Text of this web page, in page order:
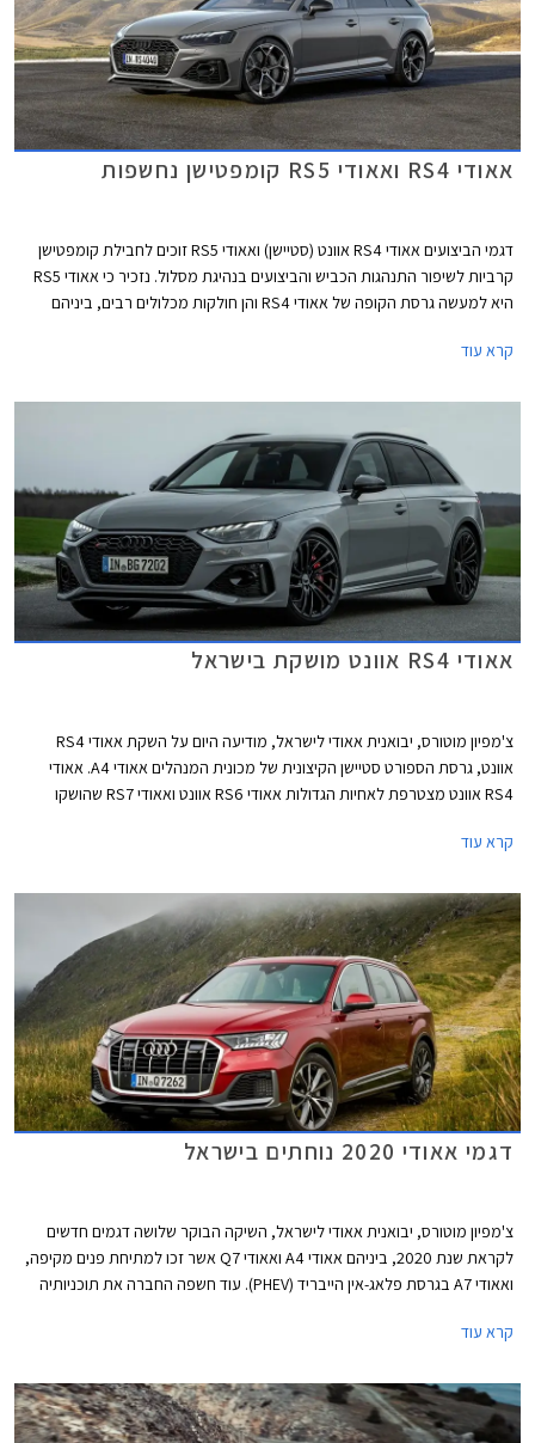
אאודי RS4 ואאודי RS5 קומפטישן נחשפות
דגמי הביצועים אאודי RS4 אוונט (סטיישן) ואאודי RS5 זוכים לחבילת קומפטישן
קרביות לשיפור התנהגות הכביש והביצועים בנהיגת מסלול. נזכיר כי אאודי RS5
היא למעשה גרסת הקופה של אאודי RS4 והן חולקות מכלולים רבים, ביניהם
אלה מוגבלת ל- 290 קמ"ש. אאודי RS4 אוונט קומפטישן מאיצה מעמידה ל- 100
שניות מהר יותר מהגרסה הסטנדרטית.
קרא עוד
אאודי RS4 אוונט מושקת בישראל
צ'מפיון מוטורס, יבואנית אאודי לישראל, מודיעה היום על השקת אאודי RS4
אוונט, גרסת הספורט סטיישן הקיצונית של מכונית המנהלים אאודי A4. אאודי
RS4 אוונט מצטרפת לאחיות הגדולות אאודי RS6 אוונט ואאודי RS7 שהושקו
המכונית החדשה משום שהדגם ישווק בישראל בהזמנה מיוחדת בלבד.
קרא עוד
דגמי אאודי 2020 נוחתים בישראל
צ'מפיון מוטורס, יבואנית אאודי לישראל, השיקה הבוקר שלושה דגמים חדשים
לקראת שנת 2020, ביניהם אאודי A4 ואאודי Q7 אשר זכו למתיחת פנים מקיפה,
ואאודי A7 בגרסת פלאג-אין הייבריד (PHEV). עוד חשפה החברה את תוכניותיה
קרא עוד